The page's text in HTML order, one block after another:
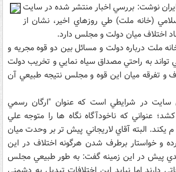
نوشت: بررسي اخبار منتشر شده در سايت
(خانه ملت) طي روزهاي اخير، نشان از
اختلاف ميان دولت و مجلس دارد.
ملت درباره دولت و مسائل بين دو قوه مجريه و
تواند به راحتي مصداق سياه نمايي و تخريب دولت
و تفرقه ميان اين قوه و مجلس نتيجه طبيعي آن
سايت در شرايطي است که عنوان "ارگان رسمي
عنواني که ناخودآگاه نگاه ها را متوجه علي
يکند. البته آقاي لاريجاني پيش تر بر وحدت ميان
و خواستار برطرف شدن هرگونه اختلاف در اين
پيش در اين زمينه گفت: به طور طبيعي مجلس